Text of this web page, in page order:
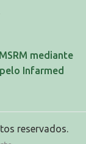
mediante
Infarmed
reservados.